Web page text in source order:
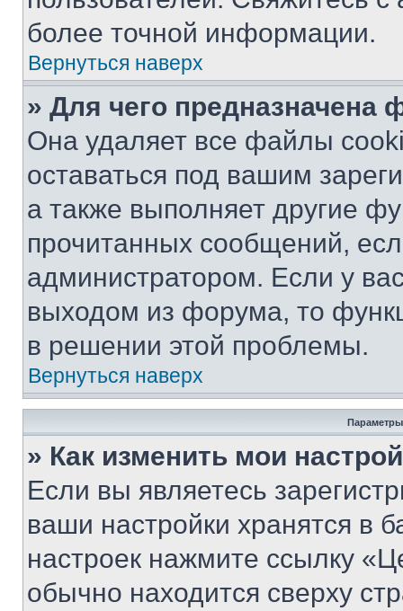
более точной информации.
Вернуться наверх
» Для чего предназначена
Она удаляет все файлы
оставаться под вашим
а также выполняет другие
прочитанных сообщений,
администратором. Если у
выходом из форума, то
в решении этой проблемы.
Вернуться наверх
Параметры
» Как изменить мои
Если вы являетесь
ваши настройки хранятся в
настроек нажмите ссылку
обычно находится сверху